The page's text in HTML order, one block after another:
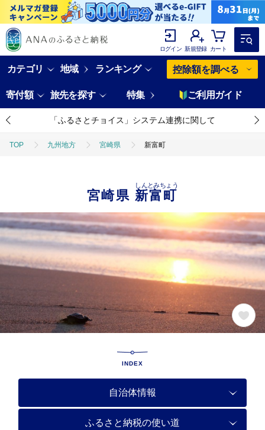
ログイン 新規登録 カート
カテゴリ 地域 ランキング 控除額を調べる
寄付額 旅先を探す 特集 ご利用ガイド
「ふるさとチョイス」システム連携に関して
TOP 九州地方 宮崎県 新富町
宮崎県新富町
しんとみちょう
INDEX
自治体情報
ふるさと納税の使い道